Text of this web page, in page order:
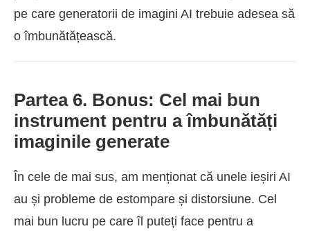
pe care generatorii de imagini AI trebuie adesea să
o îmbunătățească.
Partea 6. Bonus: Cel mai bun
instrument pentru a îmbunătăți
imaginile generate
În cele de mai sus, am menționat că unele ieșiri AI
au și probleme de estompare și distorsiune. Cel
mai bun lucru pe care îl puteți face pentru a